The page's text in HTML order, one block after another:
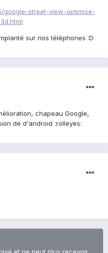
google-street-view-optimise-
sur nos téléphones :D
chapeau Google,
de d'android :rolleyes: